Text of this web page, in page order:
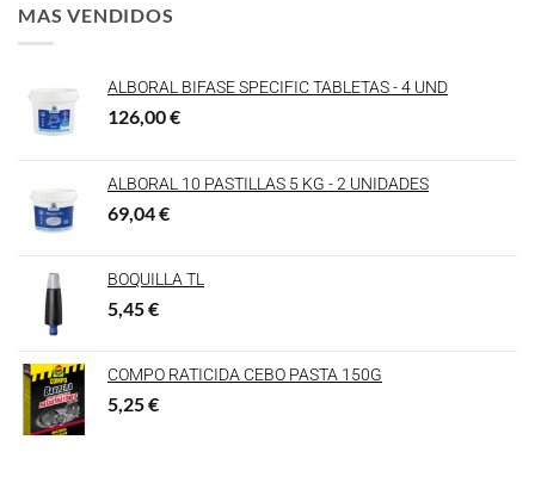
MAS VENDIDOS
ALBORAL BIFASE SPECIFIC TABLETAS - 4 UND
126,00€
ALBORAL 10 PASTILLAS 5 KG - 2 UNIDADES
69,04€
BOQUILLA TL
5,45€
COMPO RATICIDA CEBO PASTA 150G
5,25€